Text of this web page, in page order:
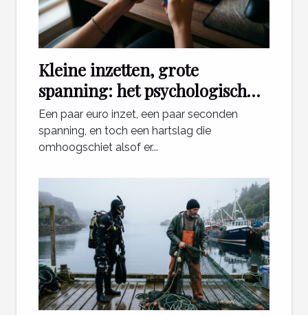
Kleine inzetten, grote
spanning: het psychologisch
effect van mini games
Een paar euro inzet, een paar seconden
spanning, en toch een hartslag die
omhoogschiet alsof er...